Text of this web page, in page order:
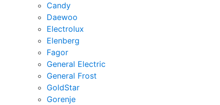
Candy
Daewoo
Electrolux
Elenberg
Fagor
General Electric
General Frost
GoldStar
Gorenje